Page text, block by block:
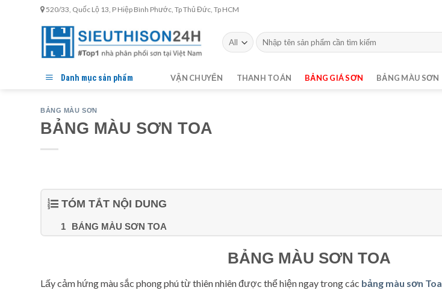
520/33, Quốc Lộ 13, P Hiệp Bình Phước, Tp Thủ Đức, Tp HCM
Tìm
kiếm:
Danh mục sản phẩm VẬN CHUYỂN THANH TOÁN BẢNG GIÁ SƠN BẢNG MÀU SƠN
BẢNG MÀU SƠN
BẢNG MÀU SƠN TOA
TÓM TẮT NỘI DUNG
BẢNG MÀU SƠN TOA
BẢNG MÀU SƠN TOA
Lấy cảm hứng màu sắc phong phú từ thiên nhiên được thể hiện ngay trong các bảng màu sơn Toa